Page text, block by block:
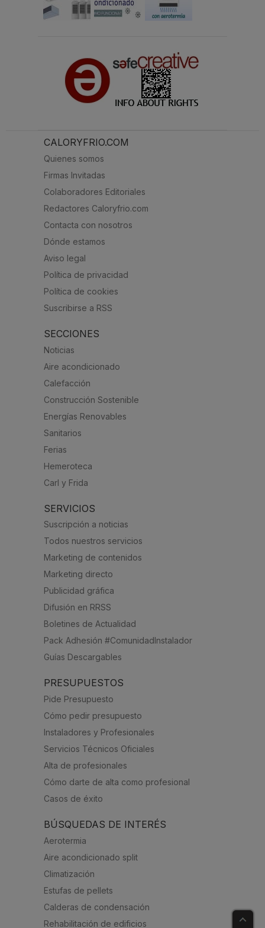
CALORYFRIO.COM
Quienes somos
Firmas Invitadas
Colaboradores Editoriales
Redactores Caloryfrio.com
Contacta con nosotros
Dónde estamos
Aviso legal
Política de privacidad
Política de cookies
Suscribirse a RSS
SECCIONES
Noticias
Aire acondicionado
Calefacción
Construcción Sostenible
Energías Renovables
Sanitarios
Ferias
Hemeroteca
Carl y Frida
SERVICIOS
Suscripción a noticias
Todos nuestros servicios
Marketing de contenidos
Marketing directo
Publicidad gráfica
Difusión en RRSS
Boletines de Actualidad
Pack Adhesión #ComunidadInstalador
Guías Descargables
PRESUPUESTOS
Pide Presupuesto
Cómo pedir presupuesto
Instaladores y Profesionales
Servicios Técnicos Oficiales
Alta de profesionales
Cómo darte de alta como profesional
Casos de éxito
BÚSQUEDAS DE INTERÉS
Aerotermia
Aire acondicionado split
Climatización
Estufas de pellets
Calderas de condensación
Rehabilitación de edificios